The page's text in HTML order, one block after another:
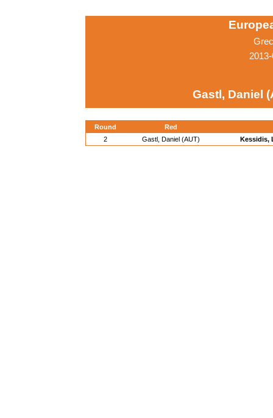
Gastl, Daniel
Round
Red
2
Gastl, Daniel (AUT) Kessidis,